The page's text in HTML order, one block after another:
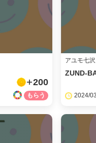
200
アユモ七沢
ZUND-
2024/